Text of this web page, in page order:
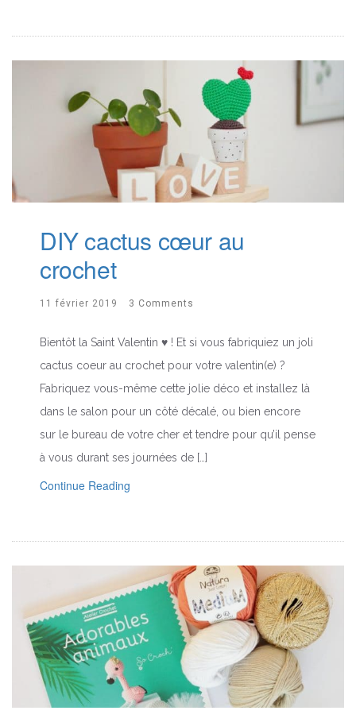
DIY cactus cœur au
crochet
11 février 2019 3 Comments
Bientôt la Saint Valentin ♥ ! Et si vous fabriquiez un joli
cactus coeur au crochet pour votre valentin(e) ?
Fabriquez vous-même cette jolie déco et installez là
dans le salon pour un côté décalé, ou bien encore
sur le bureau de votre cher et tendre pour qu’il pense
à vous durant ses journées de […]
Continue Reading